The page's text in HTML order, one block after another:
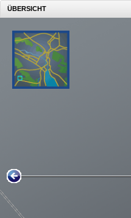
ÜBERSICHT